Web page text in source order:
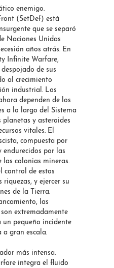
enemigo.
(SetDef) está
que se separó
Naciones Unidas
años atrás. En
Infinite Warfare,
de sus
al crecimiento
industrial. Los
dependen de los
a lo largo del Sistema
planetas y asteroides
vitales. El
compuesta por
por las
las colonias mineras.
control de estos
riquezas, y ejercer su
de la Tierra.
las
extremadamente
pequeño incidente
a gran escala.
más intensa.
integra el fluido